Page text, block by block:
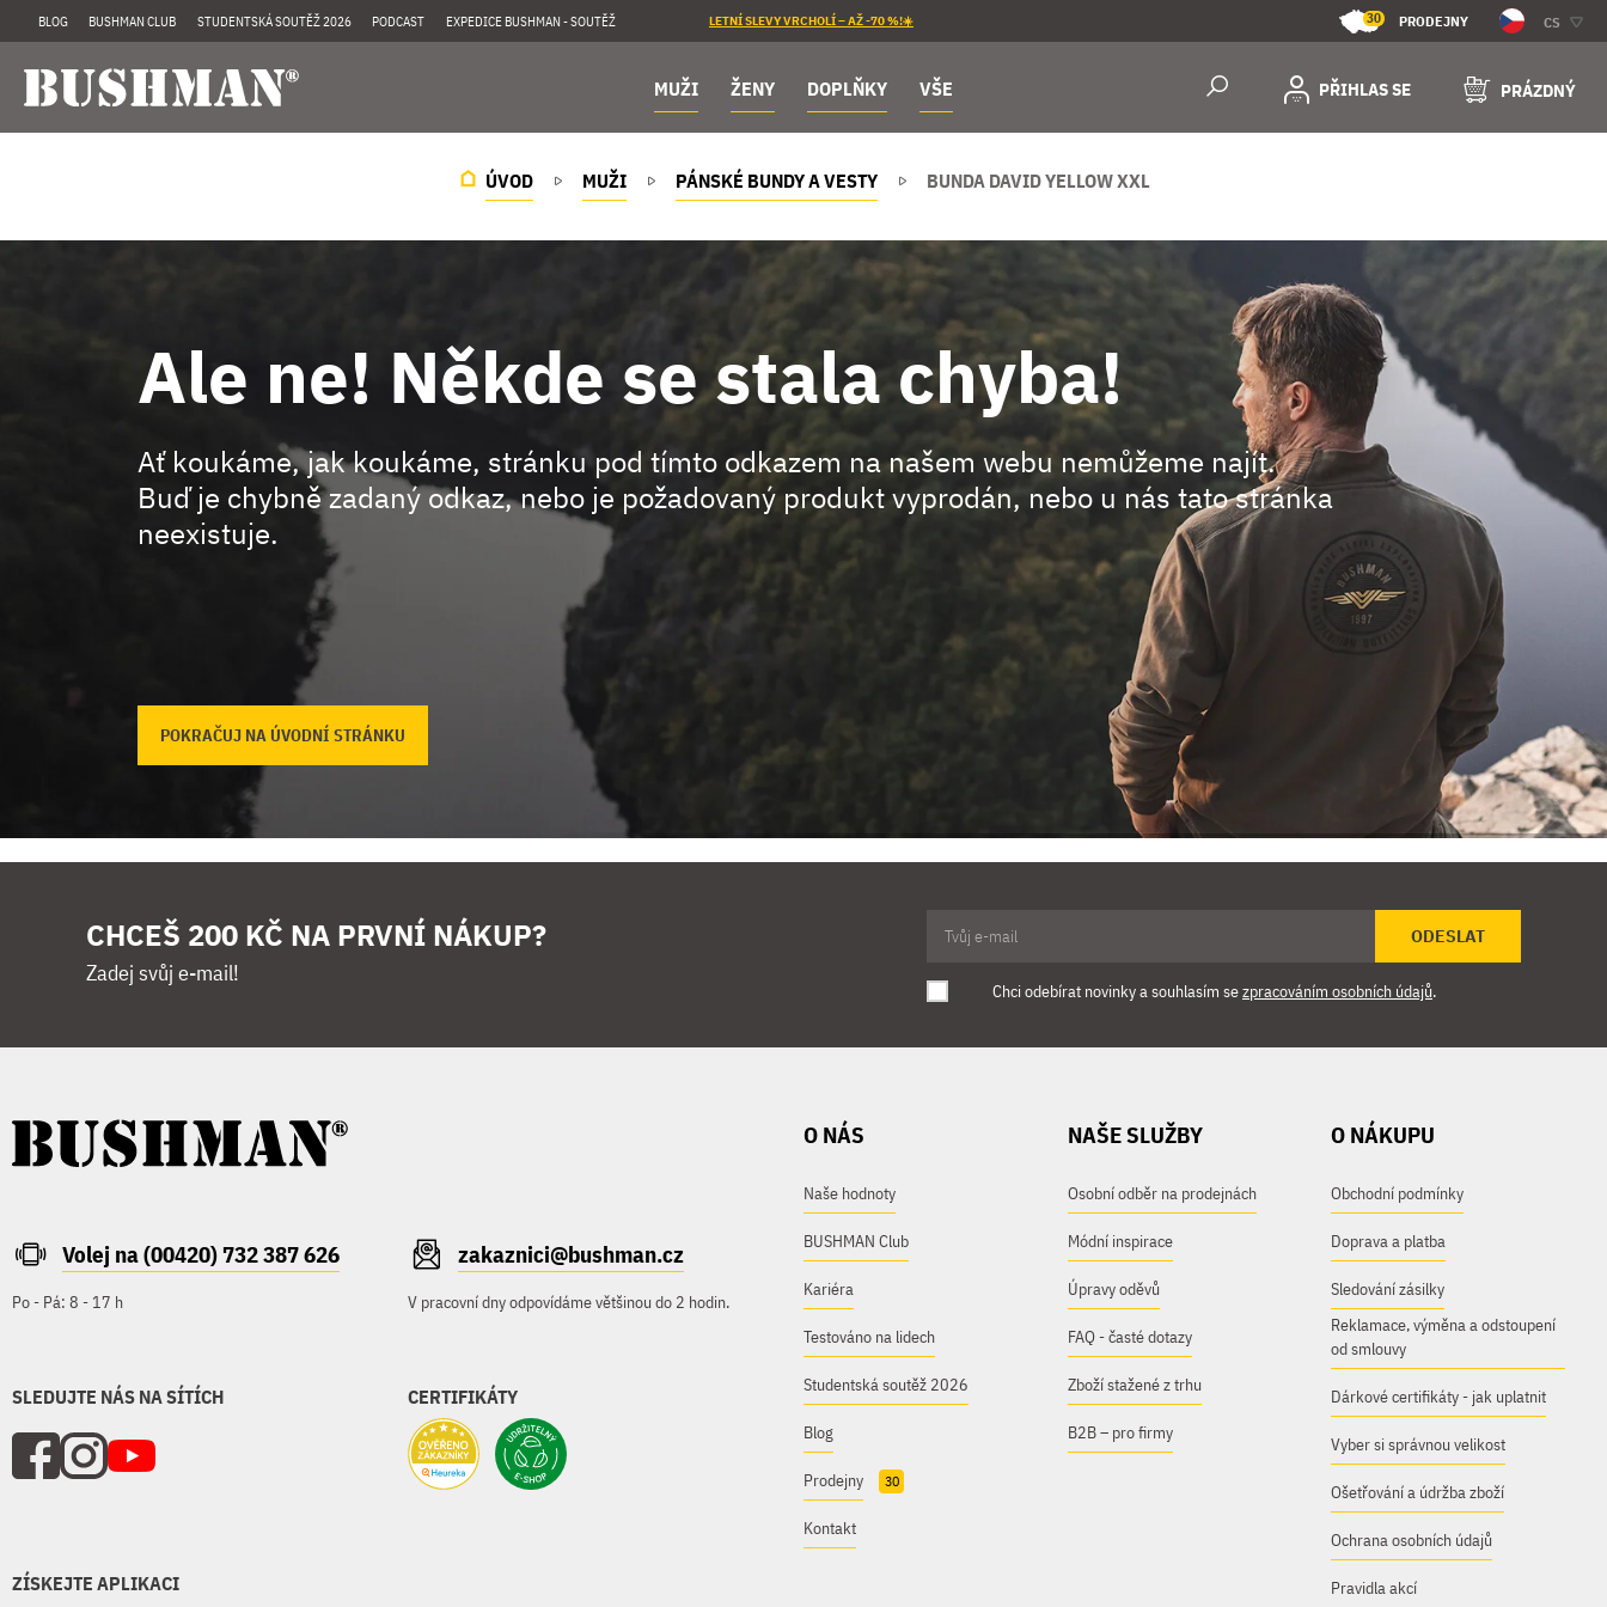
BLOG BUSHMAN CLUB STUDENTSKÁ SOUTĚŽ 2026 PODCAST EXPEDICE BUSHMAN - SOUTĚŽ LETNÍ SLEVY VRCHOLÍ – AŽ -70 %!☀️ 30 PRODEJNY CS
MUŽI ŽENY DOPLŇKY VŠE PŘIHLAS SE PRÁZDNÝ
ÚVOD MUŽI PÁNSKÉ BUNDY A VESTY BUNDA DAVID YELLOW XXL
Ale ne! Někde se stala chyba!
Ať koukáme, jak koukáme, stránku pod tímto odkazem na našem webu nemůžeme najít.
Buď je chybně zadaný odkaz, nebo je požadovaný produkt vyprodán, nebo u nás tato stránka
neexistuje.
POKRAČUJ NA ÚVODNÍ STRÁNKU
CHCEŠ 200 KČ NA PRVNÍ NÁKUP?
Zadej svůj e-mail!
ODESLAT
Chci odebírat novinky a souhlasím sezpracováním osobních údajů.
Volej na (00420) 732 387 626
Po - Pá: 8 - 17 h
zakaznici@bushman.cz
V pracovní dny odpovídáme většinou do 2 hodin.
SLEDUJTE NÁS NA SÍTÍCH CERTIFIKÁTY
ZÍSKEJTE APLIKACI
O NÁS
Naše hodnoty
BUSHMAN Club
Kariéra
Testováno na lidech
Studentská soutěž 2026
Blog
Prodejny 30
Kontakt
NAŠE SLUŽBY
Osobní odběr na prodejnách
Módní inspirace
Úpravy oděvů
FAQ - časté dotazy
Zboží stažené z trhu
B2B – pro firmy
O NÁKUPU
Obchodní podmínky
Doprava a platba
Sledování zásilky
Reklamace, výměna a odstoupení
od smlouvy
Dárkové certifikáty - jak uplatnit
Vyber si správnou velikost
Ošetřování a údržba zboží
Ochrana osobních údajů
Pravidla akcí